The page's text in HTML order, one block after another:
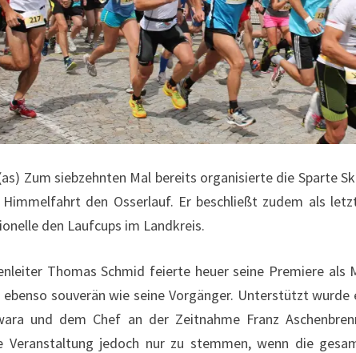
Zum siebzehnten Mal bereits organisierte die Sparte
Himmelfahrt den Osserlauf. Er beschließt zudem als
den Laufcups im Landkreis.
Thomas Schmid feierte heuer seine Premiere als
ebenso souverän wie seine Vorgänger. Unterstützt
und dem Chef an der Zeitnahme Franz
Veranstaltung jedoch nur zu stemmen, wenn die